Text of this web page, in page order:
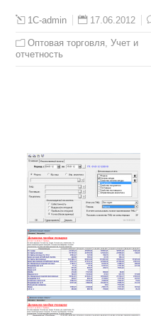
1C-admin 17.06.2012
Оптовая торговля,Учет и
отчетность